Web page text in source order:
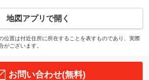
地図アプリで開く
位置は付近住所に所在することを表すものであり、実際
がございます。
お問い合わせ(無料)